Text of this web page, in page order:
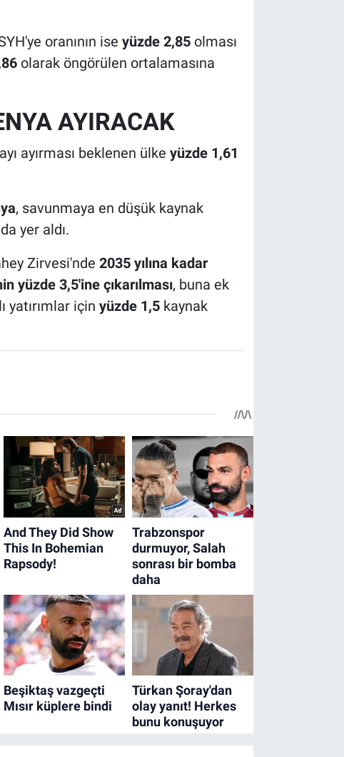
oranının ise yüzde 2,85olması
olarak öngörülen ortalamasına
AYIRACAK
ayırması beklenen ülke yüzde 1,61
, savunmaya en düşük kaynak
yer aldı.
Zirvesi'nde 2035 yılına kadar
yüzde 3,5'ine çıkarılması, buna ek
yatırımlar için yüzde 1,5kaynak